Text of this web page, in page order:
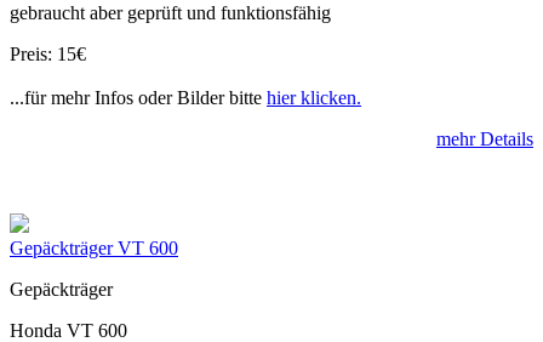
gebraucht aber geprüft und funktionsfähig
Preis: 15€
...für mehr Infos oder Bilder bitte hier klicken.
mehr Details
Gepäckträger VT 600
Gepäckträger
Honda VT 600